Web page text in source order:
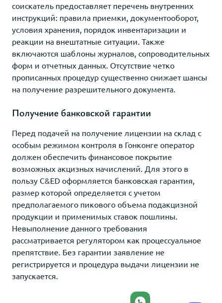
соискатель предоставляет перечень внутренних
инструкций: правила приемки, документооборот,
условия хранения, порядок инвентаризации и
реакции на внештатные ситуации. Также
включаются шаблоны журналов, сопроводительных
форм и отчетных данных. Отсутствие четко
прописанных процедур существенно снижает шансы
на получение разрешительного документа.
Получение банковской гарантии
Перед подачей на получение лицензии на склад с
особым режимом контроля в Гонконге оператор
должен обеспечить финансовое покрытие
возможных акцизных начислений. Для этого в
пользу C&ED оформляется банковская гарантия,
размер которой определяется с учетом
предполагаемого пикового объема подакцизной
продукции и применимых ставок пошлины.
Невыполнение данного требования
рассматривается регулятором как процессуальное
препятствие. Без гарантии заявление не
регистрируется и процедура выдачи лицензии не
запускается.